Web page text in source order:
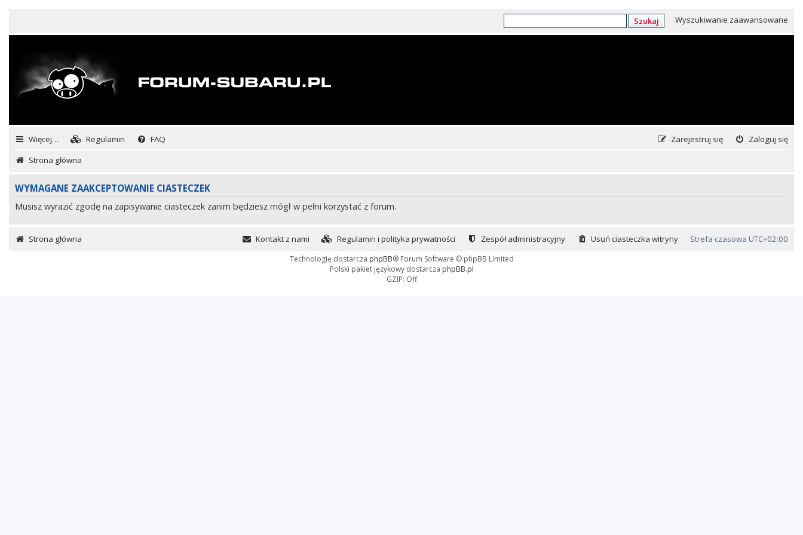
Szukaj Wyszukiwanie zaawansowane
Więcej… Regulamin FAQ Zaloguj się
Zarejestruj się
Strona główna
WYMAGANE ZAAKCEPTOWANIE CIASTECZEK
Musisz wyrazić zgodę na zapisywanie ciasteczek zanim będziesz mógł w pełni korzystać z forum.
Strona główna Strefa czasowa UTC+02:00
Usuń ciasteczka witryny
Zespół administracyjny
Regulamin i polityka prywatności
Kontakt z nami
Technologię dostarcza phpBB® Forum Software © phpBB Limited
Polski pakiet językowy dostarcza phpBB.pl
GZIP: Off